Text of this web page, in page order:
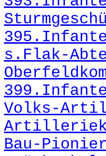
s.Flak-
Volks-
Bau-